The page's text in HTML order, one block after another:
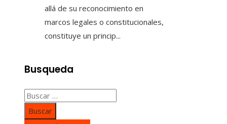
allá de su reconocimiento en
marcos legales o constitucionales,
constituye un princip...
Busqueda
Buscar: